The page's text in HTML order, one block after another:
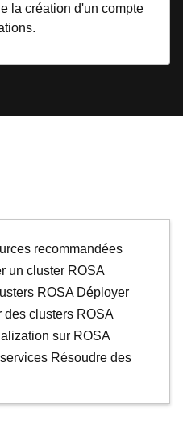
la création d'un compte
recommandées
un cluster ROSA
ROSA Déployer
des clusters ROSA
sur ROSA
Résoudre des